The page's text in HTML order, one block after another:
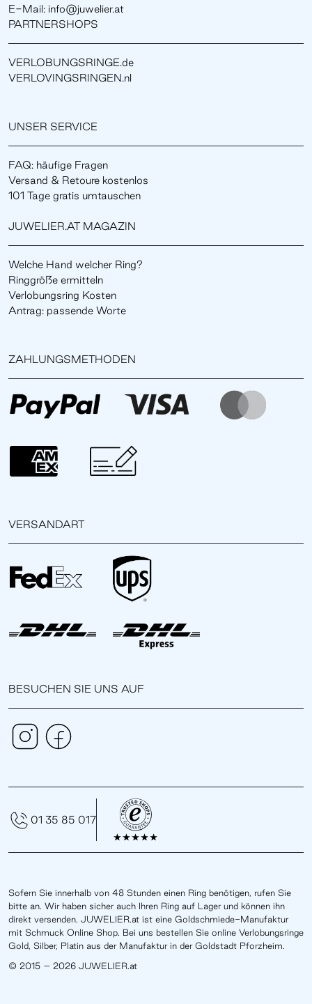
E-Mail: info@juwelier.at
PARTNERSHOPS
VERLOBUNGSRINGE.de
VERLOVINGSRINGEN.nl
UNSER SERVICE
FAQ: häufige Fragen
Versand & Retoure kostenlos
101 Tage gratis umtauschen
JUWELIER.AT MAGAZIN
Welche Hand welcher Ring?
Ringgröße ermitteln
Verlobungsring Kosten
Antrag: passende Worte
ZAHLUNGSMETHODEN
VERSANDART
BESUCHEN SIE UNS AUF
Sofern Sie innerhalb von 48 Stunden einen Ring benötigen, rufen Sie
bitte an. Wir haben sicher auch Ihren Ring auf Lager und können ihn
direkt versenden. JUWELIER.at ist eine Goldschmiede-Manufaktur
mit Schmuck Online Shop. Bei uns bestellen Sie online Verlobungsringe
Gold, Silber, Platin aus der Manufaktur in der Goldstadt Pforzheim.
© 2015 – 2026 JUWELIER.at
01 35 85 017